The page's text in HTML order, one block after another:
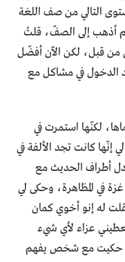
التالي من صف اللغة
أذهب إلى الصفّ، قلتُ
قبل، لكن الآن أفضّل
الدخول في مشاكل مع
لكنّها استمرت في
إنّها كانت تجد الألفة في
أطراف الحديث مع
في المظاهرة، وحكى لي
له إنو أخوي كمان
عزاء لأي شيء
حكيت مع شخص يفهم